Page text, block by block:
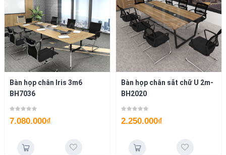
Bàn họp chân Iris 3m6
BH7036
7.080.000₫
Bàn họp chân sắt chữ U 2m-
BH2020
2.250.000₫